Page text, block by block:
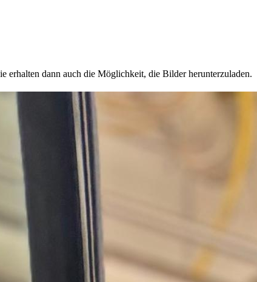
erhalten dann auch die Möglichkeit, die Bilder herunterzuladen.